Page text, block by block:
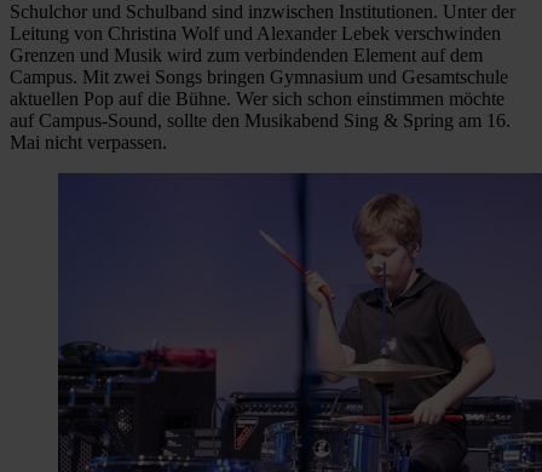
Schulchor und Schulband sind inzwischen Institutionen. Unter der
Leitung von Christina Wolf und Alexander Lebek verschwinden
Grenzen und Musik wird zum verbindenden Element auf dem
Campus. Mit zwei Songs bringen Gymnasium und Gesamtschule
aktuellen Pop auf die Bühne. Wer sich schon einstimmen möchte
auf Campus-Sound, sollte den Musikabend Sing & Spring am 16.
Mai nicht verpassen.